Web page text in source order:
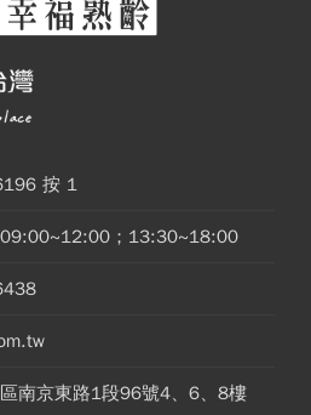
按 1
09:00~12:00；13:30~18:00
南京東路1段96號4、6、8樓